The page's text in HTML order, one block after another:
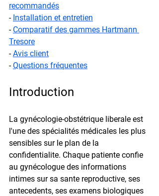
recommandés
- Installation et entretien
- Comparatif des gammes Hartmann
Tresore
- Avis client
- Questions fréquentes
Introduction
La gynécologie-obstétrique liberale est
l'une des spécialités médicales les plus
sensibles sur le plan de la
confidentialite. Chaque patiente confie
au gynécologue des informations
intimes sur sa sante reproductive, ses
antecedents, ses examens biologiques